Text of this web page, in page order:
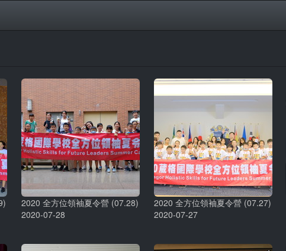
2020 全方位領袖夏令營 (07.28)
2020-07-28
2020 全方位領袖夏令營 (07.27)
2020-07-27